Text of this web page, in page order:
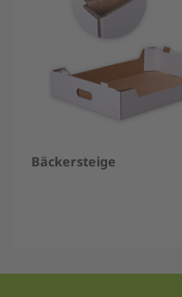
Bäckersteige